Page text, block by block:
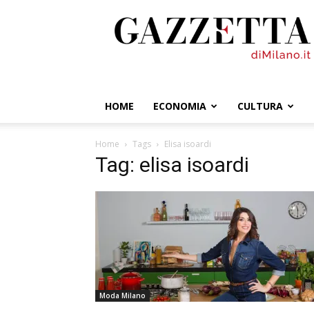
HOME ECONOMIA CULTURA
Home Tags Elisa isoardi
Tag: elisa isoardi
Moda Milano